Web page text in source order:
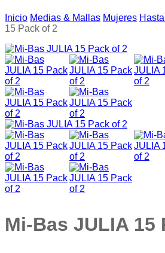
Inicio Medias & Mallas Mujeres
15 Pack of 2
Mi-Bas JULIA 15